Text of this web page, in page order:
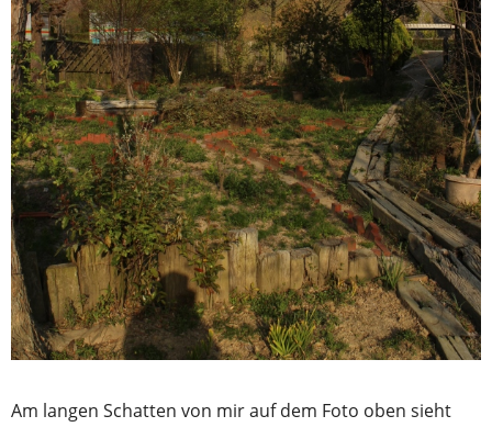
Am langen Schatten von mir auf dem Foto oben sieht